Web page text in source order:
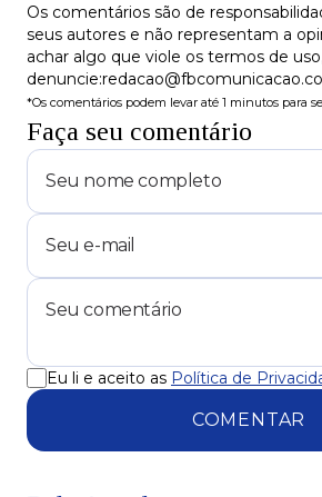
Os comentários são de
seus autores e não representam a
achar algo que viole os termos de
*Os comentários podem levar até 1 minutos para
Faça seu comentário
Eu li e aceito as Política de
COMENTAR